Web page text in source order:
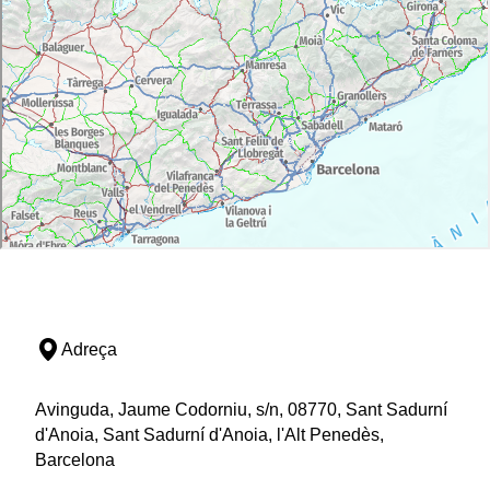
Maqueta interactiva de la bodega.
Taula dels aromes.
Primera Cava Codorníu.
Descens a les caves subterrànies:
Exposició de maquinària tradicional per a la
elaboració del cava.
Recorregut en tren per les caves.
La presència dels nostres productes en la
història.
Degustació de dos caves de gamma alta de Codorníu
Adreça
Avinguda, Jaume Codorniu, s/n, 08770, Sant Sadurní
d'Anoia, Sant Sadurní d'Anoia, l'Alt Penedès,
Barcelona